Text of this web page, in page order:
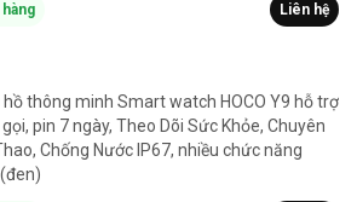
Liên hệ
thông minh Smart watch HOCO Y9 hỗ trợ
pin 7 ngày, Theo Dõi Sức Khỏe, Chuyên
Chống Nước IP67, nhiều chức năng